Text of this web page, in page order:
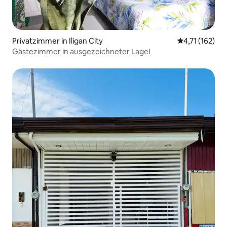
Privatzimmer in Iligan City
4,71 (162)
Gästezimmer in ausgezeichneter Lage!